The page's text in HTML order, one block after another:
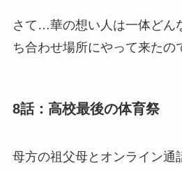
さて…華の想い人は一体どん
ち合わせ場所にやって来たの
8話：高校最後の体育祭
母方の祖父母とオンライン通